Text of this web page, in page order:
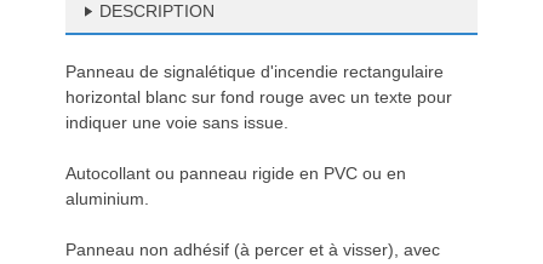
DESCRIPTION
Panneau de signalétique d'incendie rectangulaire
horizontal blanc sur fond rouge avec un texte pour
indiquer une voie sans issue.
Autocollant ou panneau rigide en PVC ou en
aluminium.
Panneau non adhésif (à percer et à visser), avec